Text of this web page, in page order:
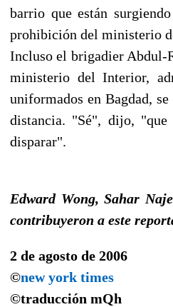
barrio que están
prohibición del ministerio
Incluso el brigadier Abdul-
ministerio del Interior,
uniformados en Bagdad,
distancia. "Sé", dijo, "que
disparar".
Edward Wong, Sahar
contribuyeron a este
2 de agosto de 2006
©new york times
©traducción mQh